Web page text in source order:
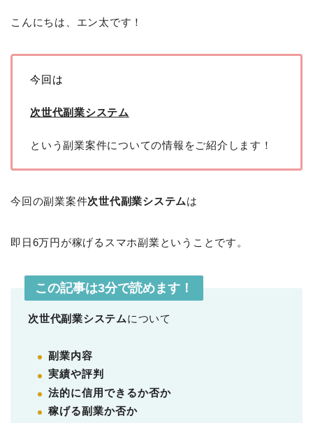
こんにちは、エン太です！
今回は
次世代副業システム
という副業案件についての情報をご紹介します！
今回の副業案件次世代副業システムは
即日6万円が稼げるスマホ副業ということです。
この記事は3分で読めます！
次世代副業システムについて
副業内容
実績や評判
法的に信用できるか否か
稼げる副業か否か